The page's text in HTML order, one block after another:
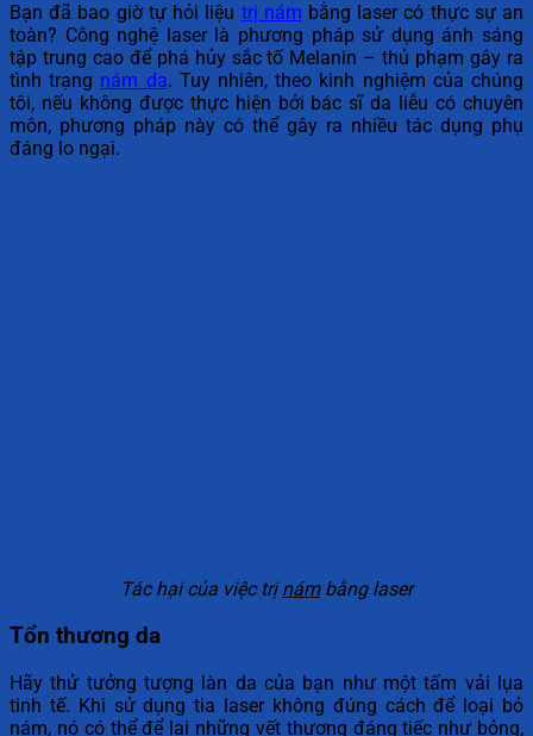
Bạn đã bao giờ tự hỏi liệu trị nám bằng laser có thực sự an
toàn? Công nghệ laser là phương pháp sử dụng ánh sáng
tập trung cao để phá hủy sắc tố Melanin – thủ phạm gây ra
tình trạng nám da. Tuy nhiên, theo kinh nghiệm của chúng
tôi, nếu không được thực hiện bởi bác sĩ da liễu có chuyên
môn, phương pháp này có thể gây ra nhiều tác dụng phụ
đáng lo ngại.
Tác hại của việc trịnámbằng laser
Tổn thương da
Hãy thử tưởng tượng làn da của bạn như một tấm vải lụa
tinh tế. Khi sử dụng tia laser không đúng cách để loại bỏ
nám, nó có thể để lại những vết thương đáng tiếc như bỏng,